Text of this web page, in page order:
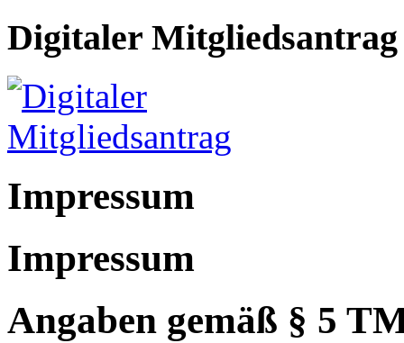
Digitaler Mitgliedsantrag
Impressum
Impressum
Angaben gemäß § 5